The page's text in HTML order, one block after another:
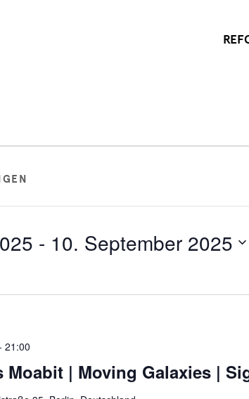
- 10. September 2025
Moabit | Moving Galaxies |
21:00